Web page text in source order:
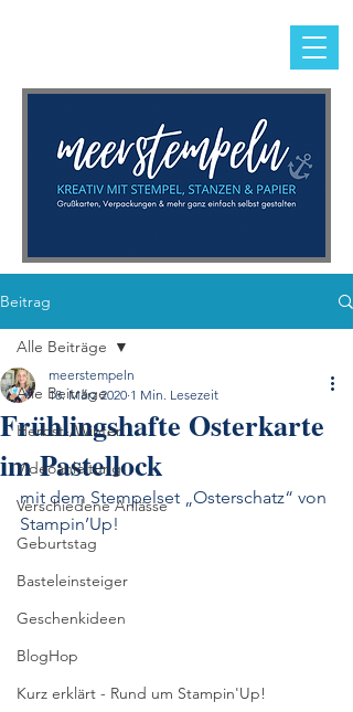
Beitrag
Alle Beiträge
Herbst-/Winter
Videoanleitung
Verschiedene Anlässe
Geburtstag
Basteleinsteiger
Geschenkideen
BlogHop
Kurz erklärt - Rund um Stampin'Up!
Alle Beiträge
Frühlingshafte Osterkarte
im Pastellock
meerstempeln
18. März 2020 1 Min. Lesezeit
mit dem Stempelset „Osterschatz“ von
Stampin’Up!